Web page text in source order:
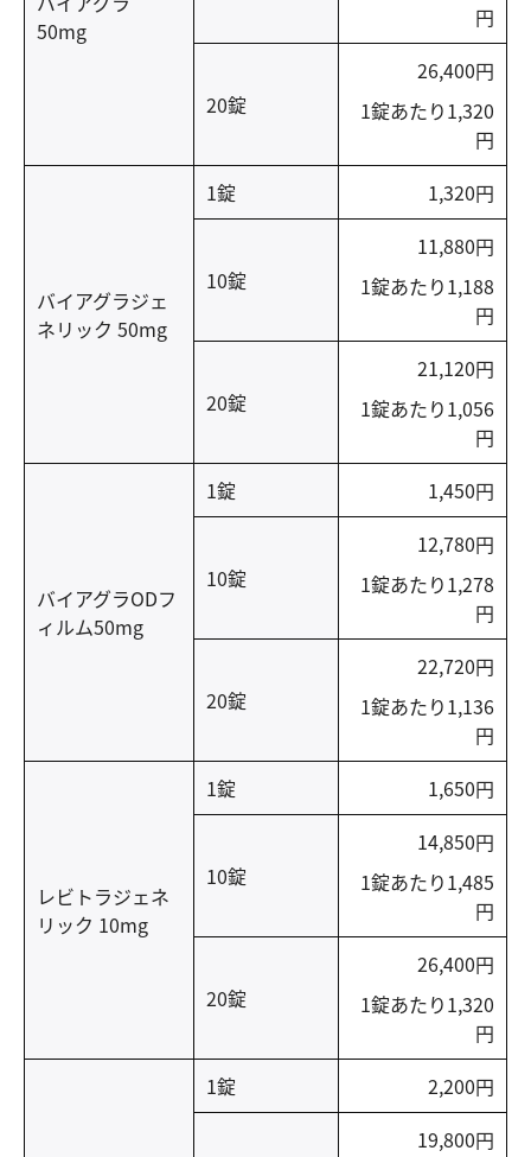
50mg
円
20錠
26,400円
1錠あたり1,320
円
バイアグラジェ
ネリック 50mg
1錠 1,320円
10錠
11,880円
1錠あたり1,188
円
20錠
21,120円
1錠あたり1,056
円
バイアグラODフ
ィルム50mg
1錠 1,450円
10錠
12,780円
1錠あたり1,278
円
20錠
22,720円
1錠あたり1,136
円
レビトラジェネ
リック 10mg
1錠 1,650円
10錠
14,850円
1錠あたり1,485
円
20錠
26,400円
1錠あたり1,320
円
1錠 2,200円
19,800円